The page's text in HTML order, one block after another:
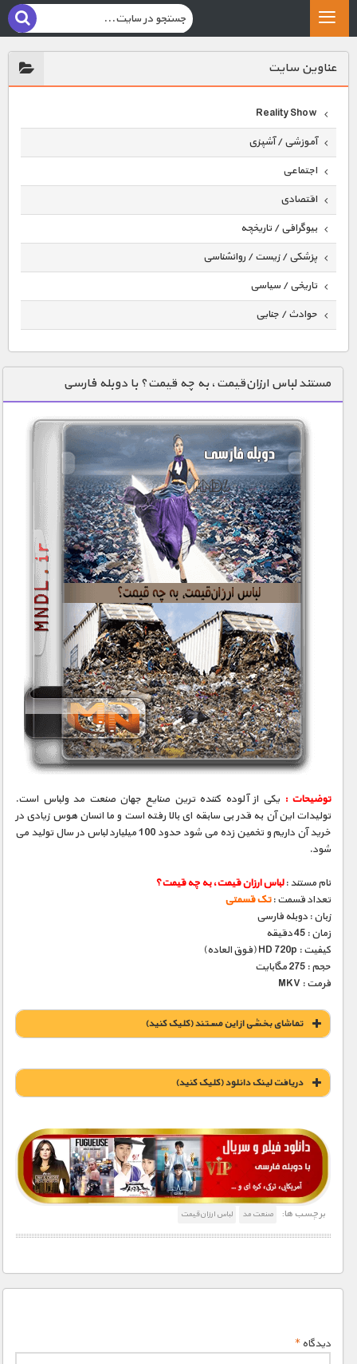
عناوين سايت
Reality Show
آموزشی / آشپزی
اجتماعی
اقتصادی
بیوگرافی / تاریخچه
پزشکی / زیست / روانشناسی
تاریخی / سیاسی
حوادث / جنایی
دنیای خوراکی ها
زمین شناسی / محیط زیست
سازه/ معماری/ مهندسی
سرگرمی
شناخت کودکان
طبیعت
علم و فناوری
فرهنگ / هنر
کیهان / نجوم
گردشگری
ماورایی
مسابقات / ورزشی
مستند های اختصاصی
مستند لباس ارزان‌قیمت، به چه قیمت؟ با دوبله فارسی
توضیحات : یکی از آلوده کننده ترین صنایع جهان صنعت مد ولباس است.
تولیدات این آن به قدر بی سابقه ای بالا رفته است و ما انسان هوس زیادی در
خرید آن داریم و تخمین زده می شود حدود 100 میلیارد لباس در سال تولید می
شود.
نام مستند :لباس ارزان‌ قیمت، به چه قیمت؟
تعداد قسمت :تک قسمتی
زبان : دوبله فارسی
زمان : 45 دقیقه
کیفیت : HD 720p (فوق العاده)
حجم : 275 مگابایت
فرمت : MKV
تماشای بخشی از این مستند (کلیک کنید)
دریافت لينک دانلود (کليک کنيد)
1900 تومان – خريد لينک دانلود (افزودن به سبد خريد)
برچسب ها: صنعت مد لباس ارزان‌قیمت
دیدگاه*